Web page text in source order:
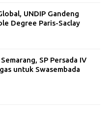
UNDIP Gandeng
Degree Paris-Saclay
SP Persada IV
untuk Swasembada